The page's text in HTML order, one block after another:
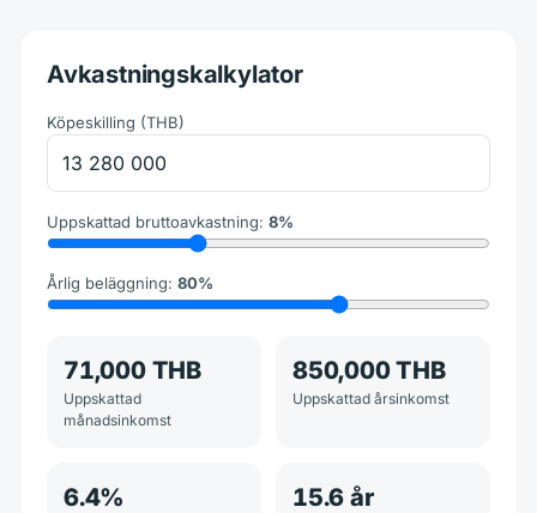
Avkastningskalkylator
Köpeskilling (THB)
Uppskattad bruttoavkastning: 8%
Årlig beläggning: 80%
71,000 THB
Uppskattad
månadsinkomst
850,000 THB
Uppskattad årsinkomst
6.4% 15.6 år